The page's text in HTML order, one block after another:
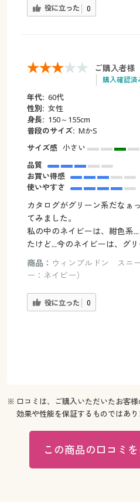
役に立った 0
ご購入者様
購入確認済
年代: 60代
性別: 女性
身長: 150～155cm
普段のサイズ: MかS
サイズ感 小さい
品質
お買い得感
使いやすさ
カタログがグリーン系だなぁ
てみました。
私の中のネイビーは、紺色系
たけど...今のネイビーは、グ
商品： ウィンブルドン スニ
ー：ネイビー）
役に立った 0
※ 口コミは、ご購入いただいたお客
効果や性能を保証するものではあり
この商品の口コミ